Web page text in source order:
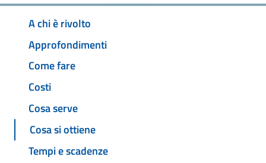
A chi è rivolto
Approfondimenti
Come fare
Costi
Cosa serve
Cosa si ottiene
Tempi e scadenze